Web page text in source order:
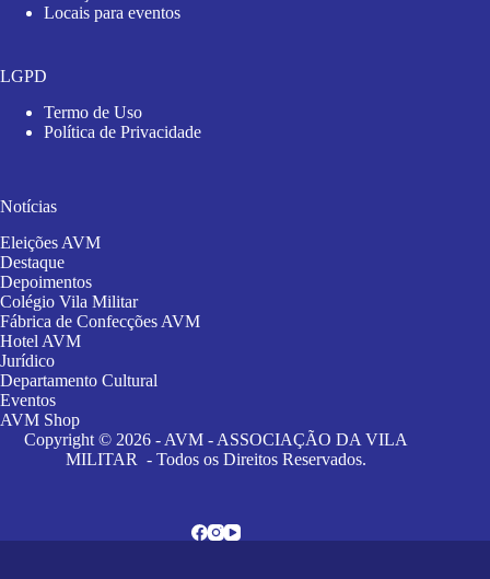
Locais para eventos
LGPD
Termo de Uso
Política de Privacidade
Notícias
Eleições AVM
Destaque
Depoimentos
Colégio Vila Militar
Fábrica de Confecções AVM
Hotel AVM
Jurídico
Departamento Cultural
Eventos
AVM Shop
Copyright © 2026 - AVM - ASSOCIAÇÃO DA VILA
MILITAR - Todos os Direitos Reservados.